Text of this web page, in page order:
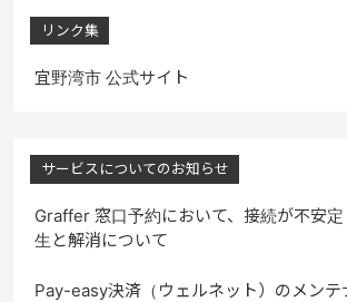
リンク集
宜野湾市 公式サイト
サービスについてのお知らせ
Graffer 窓口予約において、接続が不安
生と解消について
Pay-easy決済（ウェルネット）のメンテ